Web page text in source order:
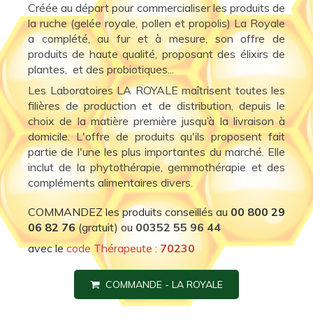
Créée au départ pour commercialiser les produits de
la ruche (gelée royale, pollen et propolis) La Royale
a complété, au fur et à mesure, son offre de
produits de haute qualité, proposant des élixirs de
plantes, et des probiotiques...
Les Laboratoires LA ROYALE maîtrisent toutes les
filières de production et de distribution, depuis le
choix de la matière première jusqu’à la livraison à
domicile. L'offre de produits qu'ils proposent fait
partie de l'une les plus importantes du marché. Elle
inclut de la phytothérapie, gemmothérapie et des
compléments alimentaires divers.
COMMANDEZ les produits conseillés au 00 800 29
06 82 76(gratuit) ou 00352 55 96 44
avec lecode Thérapeute :70230
COMMANDE - LA ROYALE